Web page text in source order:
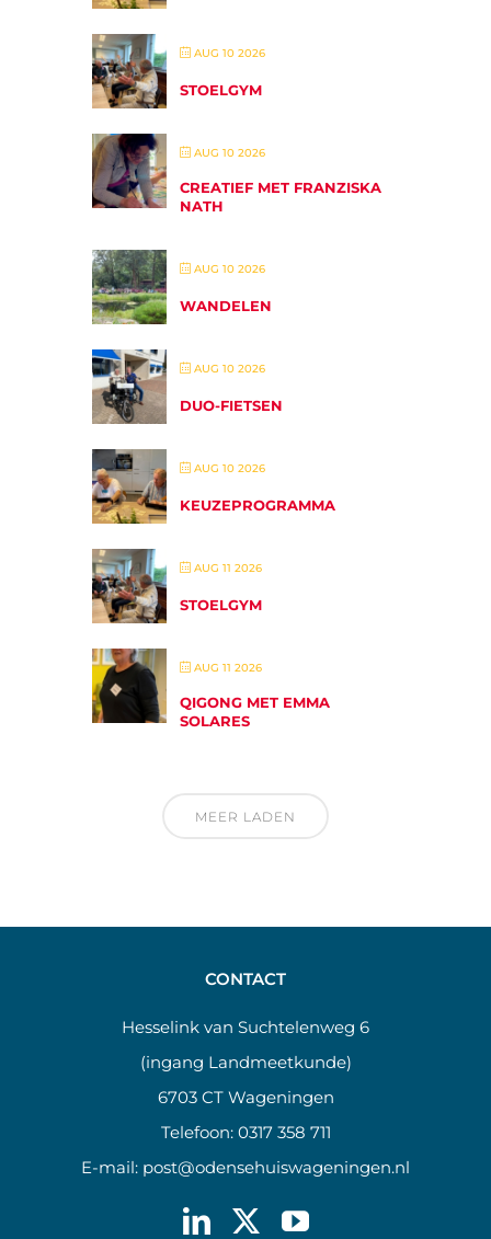
AUG 10 2026
STOELGYM
AUG 10 2026
CREATIEF MET FRANZISKA
NATH
AUG 10 2026
WANDELEN
AUG 10 2026
DUO-FIETSEN
AUG 10 2026
KEUZEPROGRAMMA
AUG 11 2026
STOELGYM
AUG 11 2026
QIGONG MET EMMA
SOLARES
MEER LADEN
CONTACT
Hesselink van Suchtelenweg 6
(ingang Landmeetkunde)
6703 CT Wageningen
Telefoon: 0317 358 711
E-mail: post@odensehuiswageningen.nl